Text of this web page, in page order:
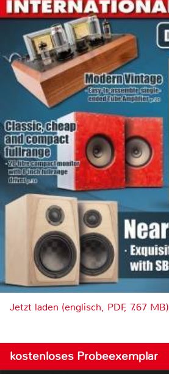
Jetzt laden (englisch, PDF, 7.67 MB)
kostenloses Probeexemplar